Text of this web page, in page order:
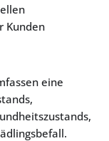
Kunden
eine